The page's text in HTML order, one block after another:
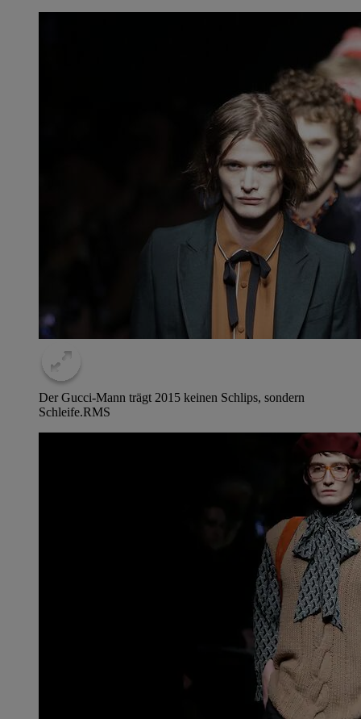
Der Gucci-Mann trägt 2015 keinen Schlips, sondern
Schleife.RMS